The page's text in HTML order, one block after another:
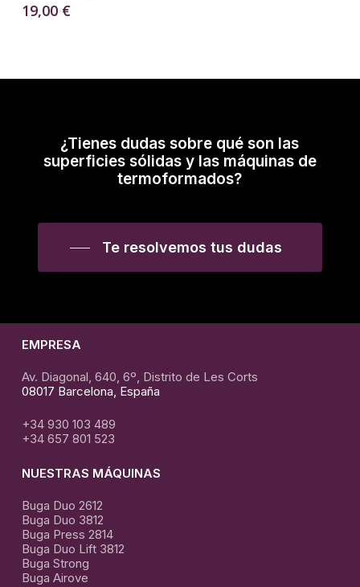
19,00 €
¿Tienes dudas sobre qué son las
superficies sólidas y las máquinas de
termoformados?
Te resolvemos tus dudas
EMPRESA
Av. Diagonal, 640, 6º, Distrito de Les Corts
08017 Barcelona, España
+34 930 103 489
+34 657 801 523
NUESTRAS MÁQUINAS
Buga Duo 2612
Buga Duo 3812
Buga Press 2814
Buga Duo Lift 3812
Buga Strong
Buga Airove